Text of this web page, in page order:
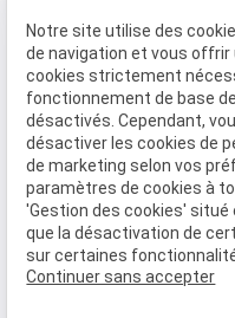
03 28 68 82 00
06 80 84 45 90
Adresse
10, chemin de Cassel
59470 BOLLEZEELE
Horaires
09:00 - 17:00
Lundi - Samedi
Notre site utilise des
de navigation et vous offrir
cookies strictement
fonctionnement de base
désactivés. Cependant,
désactiver les cookies de
de marketing selon vos
paramètres de cookies à
'Gestion des cookies' situé
que la désactivation de
sur certaines
Continuer sans accepter